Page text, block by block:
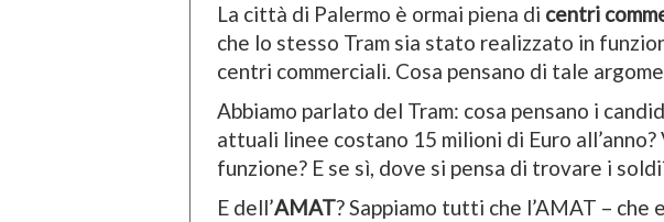
La città di Palermo è ormai piena di centri
che lo stesso Tram sia stato realizzato in
centri commerciali. Cosa pensano di tale
Abbiamo parlato del Tram: cosa pensano i
attuali linee costano 15 milioni di Euro
funzione? E se sì, dove si pensa di trovare i
E dell’AMAT? Sappiamo tutti che l’AMAT –